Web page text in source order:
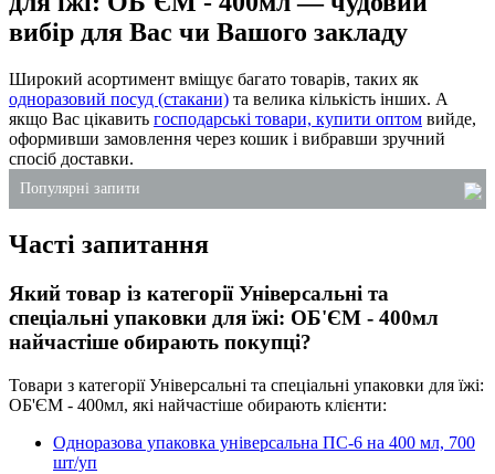
вибір для Вас чи Вашого закладу
Широкий асортимент вміщує багато товарів, таких як
одноразовий посуд (стакани) та велика кількість інших. А
якщо Вас цікавить господарські товари, купити оптом вийде,
оформивши замовлення через кошик і вибравши зручний
спосіб доставки.
Популярні запити
пакети паперові купити київ
замовити господарські товари
одноразові коробки для тортів
соусник пластиковий купити
Часті запитання
Який товар із категорії Універсальні та
спеціальні упаковки для їжі: ОБ'ЄМ - 400мл
найчастіше обирають покупці?
Товари з категорії Універсальні та спеціальні упаковки для їжі:
ОБ'ЄМ - 400мл, які найчастіше обирають клієнти:
Одноразова упаковка універсальна ПС-6 на 400 мл, 700
шт/уп